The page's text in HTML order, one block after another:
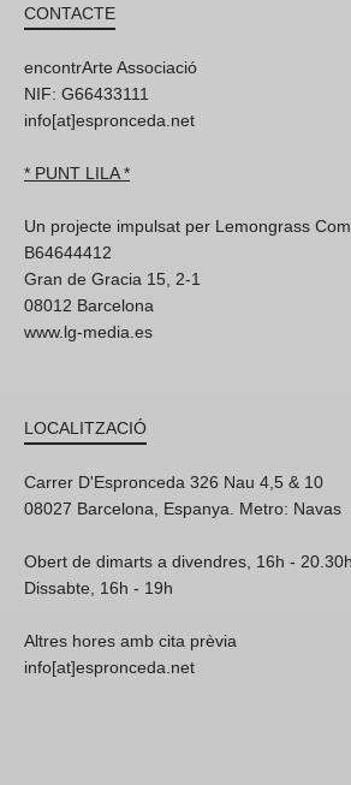
CONTACTE
encontrArte Associació
NIF: G66433111
info[at]espronceda.net
* PUNT LILA *
Un projecte impulsat per Lemongrass
B64644412
Gran de Gracia 15, 2-1
08012 Barcelona
www.lg-media.es
LOCALITZACIÓ
Carrer D'Espronceda 326 Nau 4,5 & 10
08027 Barcelona, Espanya. Metro: Navas
Obert de dimarts a divendres, 16h - 20.30h
Dissabte, 16h - 19h
Altres hores amb cita prèvia
info[at]espronceda.net